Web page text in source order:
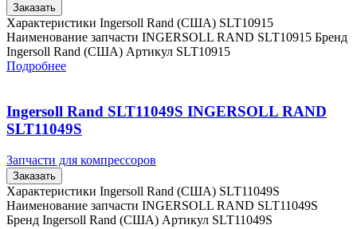
Заказать
Характеристики Ingersoll Rand (США) SLT10915
Наименование запчасти INGERSOLL RAND SLT10915 Бренд
Ingersoll Rand (США) Артикул SLT10915
Подробнее
Ingersoll Rand SLT11049S INGERSOLL RAND
SLT11049S
Запчасти для компрессоров
Заказать
Характеристики Ingersoll Rand (США) SLT11049S
Наименование запчасти INGERSOLL RAND SLT11049S
Бренд Ingersoll Rand (США) Артикул SLT11049S